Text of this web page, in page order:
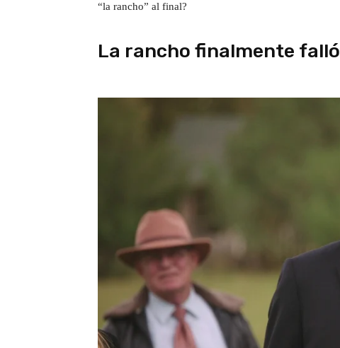
“la rancho” al final?
La rancho finalmente falló